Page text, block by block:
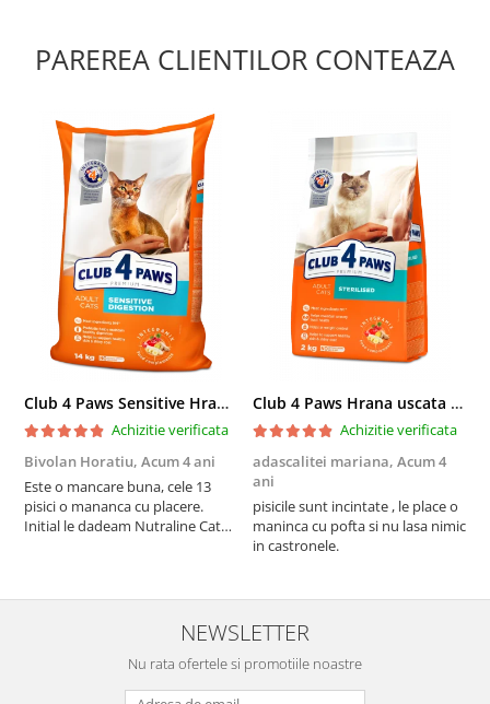
PAREREA CLIENTILOR CONTEAZA
Club 4 Paws Sensitive Hrana uscata pisici adulte, 14kg
Achizitie verificata
Bivolan Horatiu, Acum 4 ani
Este o mancare buna, cele 13
pisici o mananca cu placere.
Initial le dadeam Nutraline Cat
nu o mananca cu placere. Eu
sunt multumit si voi continua cu
Club 4 Paws Hrana uscata pisici sterilizate, 2kg
Achizitie verificata
adascalitei mariana, Acum 4
ani
pisicile sunt incintate , le place o
maninca cu pofta si nu lasa nimic
in castronele.
NEWSLETTER
Nu rata ofertele si promotiile noastre